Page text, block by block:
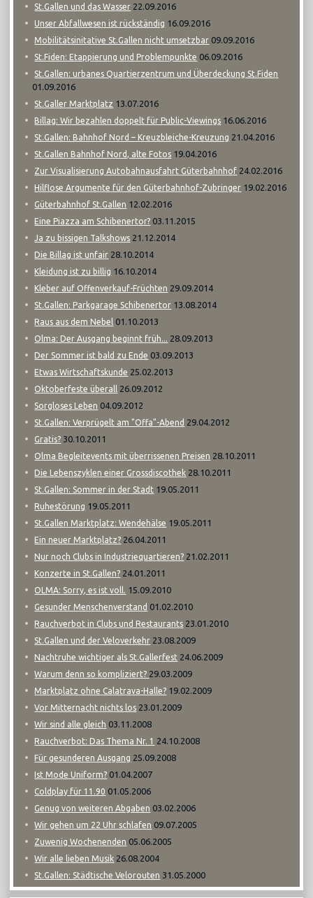
St.Gallen und das Wasser 22.09.2016
Unser Abfallwesen ist rückständig 16.09.2016
Mobilitätsinitative St.Gallen nicht umsetzbar 09.09.2016
St.Fiden: Etappierung und Problempunkte 06.09.2016
St.Gallen: urbanes Quartierzentrum und Überdeckung St.Fiden
01.09.2016
St.Galler Marktplatz 13.07.2016
Billag: Wir bezahlen doppelt für Public-Viewings 16.06.2016
St.Gallen: Bahnhof Nord – Kreuzbleiche-Kreuzung 21.04.2016
St.Gallen Bahnhof Nord, alte Fotos 19.04.2016
Zur Visualisierung Autobahnausfahrt Güterbahnhof 24.02.2016
Hilflose Argumente für den Güterbahnhof-Zubringer 19.02.2016
Güterbahnhof St.Gallen 12.02.2016
Eine Piazza am Schibenertor? 03.11.2015
Ja zu bissigen Talkshows 21.12.2014
Die Billag ist unfair 28.10.2014
Kleidung ist zu billig 16.10.2014
Kleber auf Offenverkauf-Früchten 29.09.2014
St.Gallen: Parkgarage Schibenertor 13.08.2014
Raus aus dem Nebel 01.10.2013
Olma: Der Ausgang beginnt früh... 28.09.2013
Der Sommer ist bald zu Ende 03.09.2013
Etwas Wirtschaftskunde 25.02.2013
Oktoberfeste überall 26.09.2012
Sorgloses Leben 04.09.2012
St.Gallen: Verprügelt am "Offa"-Abend 29.04.2012
Gratis? 30.10.2011
Olma Begleitevents mit überrissenen Preisen 28.10.2011
Die Lebenszyklen einer Grossdiscothek 28.10.2011
St.Gallen: Sommer in der Stadt 19.05.2011
Ruhestörung 19.05.2011
St.Gallen Marktplatz: Wendehälse 19.05.2011
Ein neuer Marktplatz? 26.04.2011
Nur noch Clubs in Industriequartieren? 21.02.2011
Konzerte in St.Gallen? 24.01.2011
OLMA: Sorry, es ist voll. 15.09.2010
Gesunder Menschenverstand 01.02.2010
Rauchverbot in Clubs und Restaurants 23.01.2010
St.Gallen und der Veloverkehr 23.08.2009
Nachtruhe wichtiger als St.Gallerfest 24.06.2009
Warum denn so kompliziert? 29.03.2009
Marktplatz ohne Calatrava-Halle? 19.02.2009
Vor Mitternacht nichts los 23.01.2009
Wir sind alle gleich 03.11.2008
Rauchverbot: Das Thema Nr. 1 24.10.2008
Für gesunderen Ausgang 25.09.2008
Ist Mode Uniform? 01.04.2007
Coldplay für 11.90 01.05.2006
Genug von weiteren Abgaben 03.02.2006
Wir gehen um 22 Uhr schlafen 09.07.2005
Zuwenig Wochenenden 05.06.2005
Wir alle lieben Musik 26.08.2004
St.Gallen: Städtische Velorouten 31.05.2000